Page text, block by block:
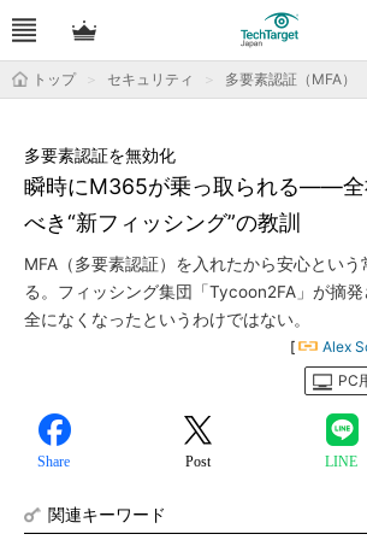
トップ セキュリティ 多要素認証（MFA）
瞬時にM365が乗っ取られる――全
べき“新フィッシング”の教訓
多要素認証を無効化
MFA（多要素認証）を入れたから安心とい
る。フィッシング集団「Tycoon2FA」が摘
全になくなったというわけではない。
[ Alex
PC
Share Post LINE
関連キーワード